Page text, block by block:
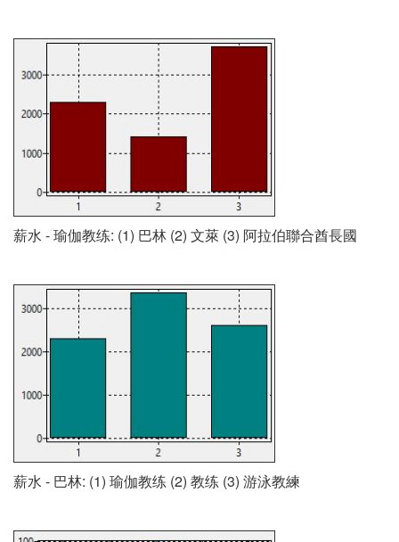
薪水 - 瑜伽教练: (1) 巴林 (2) 文萊 (3) 阿拉伯聯合酋長國
薪水 - 巴林: (1) 瑜伽教练 (2) 教练 (3) 游泳教練